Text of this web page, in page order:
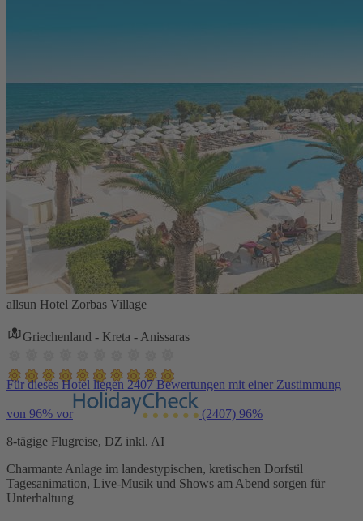
allsun Hotel Zorbas Village
Griechenland - Kreta - Anissaras
Für dieses Hotel liegen 2407 Bewertungen mit einer Zustimmung
von 96% vor (2407) 96%
8-tägige Flugreise, DZ inkl. AI
Charmante Anlage im landestypischen, kretischen Dorfstil
Tagesanimation, Live-Musik und Shows am Abend sorgen für
Unterhaltung